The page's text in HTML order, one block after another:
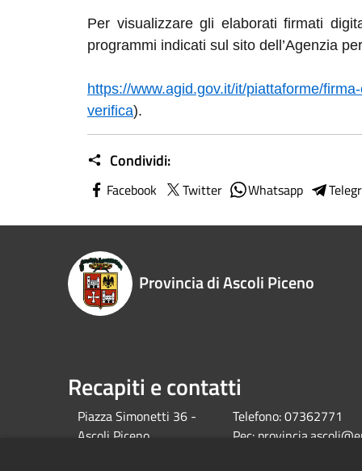
Per visualizzare gli elaborati firmati
programmi indicati sul sito dell’Agenzia
https://www.agid.gov.it/it/piattaforme/
verifica).
Condividi:
Facebook Twitter Whatsapp
Provincia di Ascoli Piceno
Recapiti e contatti
Piazza Simonetti 36 -
Ascoli Piceno
Telefono:07362771
Pec: